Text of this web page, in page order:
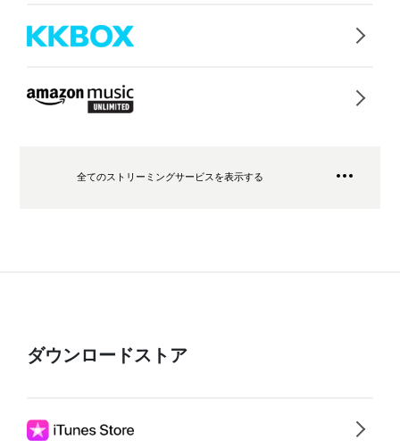
全てのストリーミングサービスを表示する
ダウンロードストア